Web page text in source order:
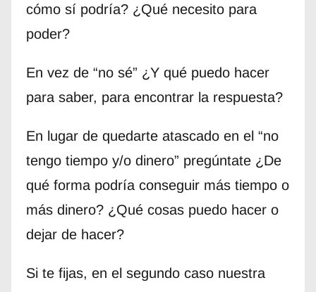
cómo sí podría? ¿Qué necesito para
poder?
En vez de “no sé” ¿Y qué puedo hacer
para saber, para encontrar la respuesta?
En lugar de quedarte atascado en el “no
tengo tiempo y/o dinero” pregúntate ¿De
qué forma podría conseguir más tiempo o
más dinero? ¿Qué cosas puedo hacer o
dejar de hacer?
Si te fijas, en el segundo caso nuestra